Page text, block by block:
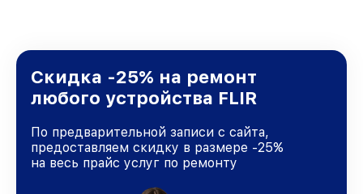
Скидка -25% на ремонт
любого устройства FLIR
По предварительной записи с сайта,
предоставляем скидку в размере -25%
на весь прайс услуг по ремонту